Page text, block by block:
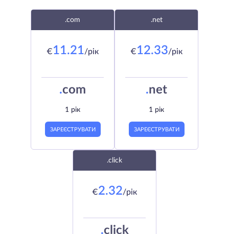
.com
€11.21/рік
.com
1 рік
ЗАРЕЄСТРУВАТИ
.net
€12.33/рік
.net
1 рік
ЗАРЕЄСТРУВАТИ
.click
€2.32/рік
.click